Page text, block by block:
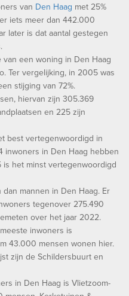
van Den Haag met 25%
iets meer dan 442.000
later is dat aantal gestegen
een woning in Den Haag
Ter vergelijking, in 2005 was
stijging van 72%.
hiervan zijn 305.369
en 225 zijn
best vertegenwoordigd in
inwoners in Den Haag hebben
het minst vertegenwoordigd
mannen in Den Haag. Er
tegenover 275.490
over het jaar 2022.
inwoners is
43.000 mensen wonen hier.
zijn de Schildersbuurt en
in Den Haag is Vlietzoom-